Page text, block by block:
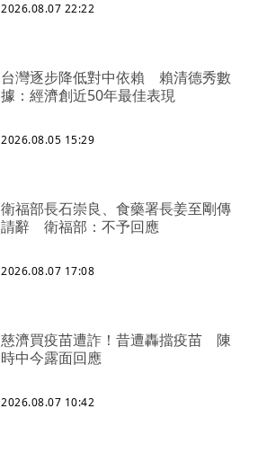
2026.08.07 22:22
台灣逐步降低對中依賴 賴清德秀數
據：經濟創近50年最佳表現
2026.08.05 15:29
衛福部長石崇良、食藥署長姜至剛傳
請辭 衛福部：不予回應
2026.08.07 17:08
慈濟買疫苗遭詐！昔遭轟擋疫苗 陳
時中今露面回應
2026.08.07 10:42